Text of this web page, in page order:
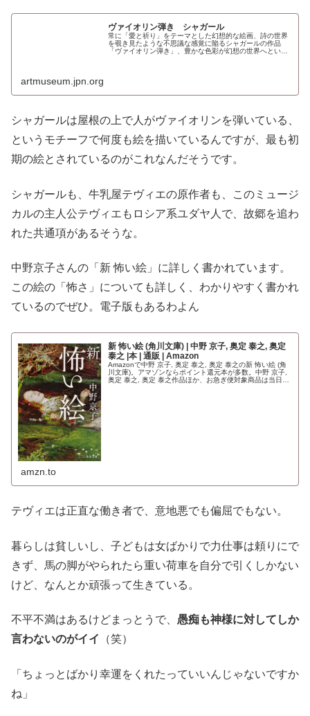
ヴァイオリン弾き シャガール
常に「愛と祈り」をテーマとした幻想的な絵画、詩の世界
を覗き見たような不思議な感覚に陥るシャガールの作品
「ヴァイオリン弾き」、豊かな色彩が幻想の世界へといざ
artmuseum.jpn.org
シャガールは屋根の上で人がヴァイオリンを弾いている、
というモチーフで何度も絵を描いているんですが、最も初
期の絵とされているのがこれなんだそうです。
シャガールも、牛乳屋テヴィエの原作者も、このミュージ
カルの主人公テヴィエもロシア系ユダヤ人で、故郷を追わ
れた共通項があるそうな。
中野京子さんの「新 怖い絵」に詳しく書かれています。
この絵の「怖さ」についても詳しく、わかりやすく書かれ
ているのでぜひ。電子版もあるわよん
新 怖い絵 (角川文庫) | 中野 京子, 奥定 泰之, 奥定
泰之 |本 | 通販 | Amazon
Amazonで中野 京子, 奥定 泰之, 奥定 泰之の新 怖い絵 (角
川文庫)。アマゾンならポイント還元本が多数。中野 京子,
奥定 泰之, 奥定 泰之作品ほか、お急ぎ便対象商品は当日お
amzn.to
テヴィエは正直な働き者で、意地悪でも偏屈でもない。
暮らしは貧しいし、子どもは女ばかりで力仕事は頼りにで
きず、馬の脚がやられたら重い荷車を自分で引くしかない
けど、なんとか頑張って生きている。
不平不満はあるけどまっとうで、 愚痴も神様に対してしか
言わないのがイイ
（笑）
「ちょっとばかり幸運をくれたっていいんじゃないですか
ね」